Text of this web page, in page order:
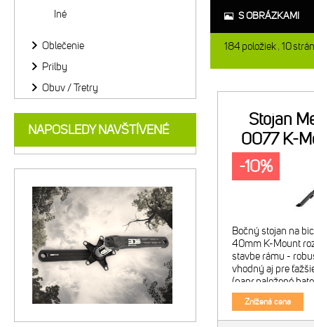
S OBRÁZKAMI
184 položiek 10
Stojan
0077 K-
Bočný stojan na
40mm K-Mount
stavbe rámu -
vhodný aj pre
(napr.naložené
bicykle - priama
pomocou 2
použit
Znížená cena
-10%
Iné
Oblečenie
Prilby
Obuv / Tretry
NAPOSLEDY NAVŠTÍVENÉ